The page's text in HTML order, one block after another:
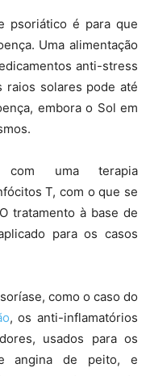
psoriático é para que
Uma alimentação
anti-stress
raios solares pode até
embora o Sol em
uma terapia
T, com o que se
tratamento à base de
para os casos
como o caso do
, os anti-inflamatórios
usados para os
angina de peito, e